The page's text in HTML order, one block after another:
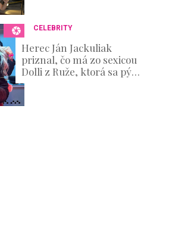
CELEBRITY
Herec Ján Jackuliak
priznal, čo má zo sexicou
Dolli z Ruže, ktorá sa pýši
najväčšími silikónmi zo